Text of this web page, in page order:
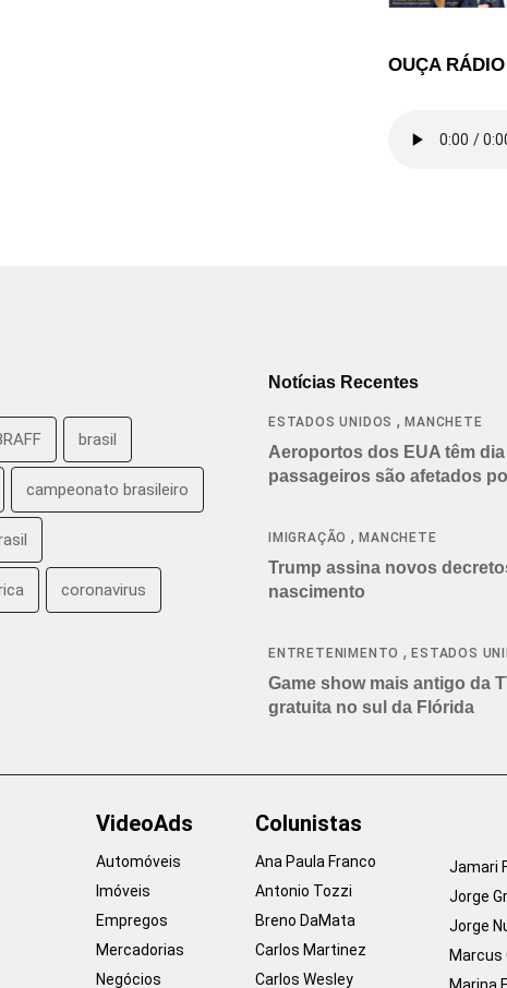
OUÇA
brasil
campeonato brasileiro
coronavirus
Notícias Recentes
ESTADOS UNIDOS ,MANCHETE
Aeroportos dos EUA têm
passageiros são afetados
IMIGRAÇÃO ,MANCHETE
Trump assina novos
nascimento
ENTRETENIMENTO ,ESTADOS
Game show mais antigo da
gratuita no sul da Flórida
VideoAds
Automóveis
Imóveis
Empregos
Mercadorias
Negócios
Colunistas
Ana Paula Franco
Antonio Tozzi
Breno DaMata
Carlos Martinez
Carlos Wesley
Jamari
Jorge
Jorge
Marcus